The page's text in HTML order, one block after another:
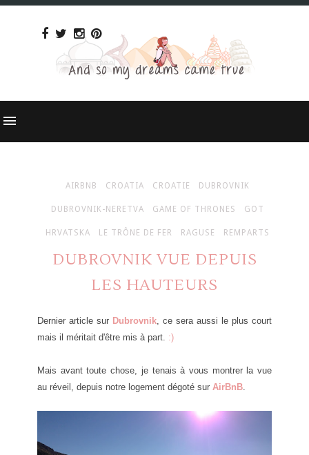
AIRBNB CROATIA CROATIE DUBROVNIK
DUBROVNIK-NERETVA GAME OF THRONES GOT
HRVATSKA LE TRÔNE DE FER RAGUSE REMPARTS
DUBROVNIK VUE DEPUIS
LES HAUTEURS
Dernier article sur Dubrovnik, ce sera aussi le plus court
mais il méritait d'être mis à part. :)
Mais avant toute chose, je tenais à vous montrer la vue
au réveil, depuis notre logement dégoté sur AirBnB.